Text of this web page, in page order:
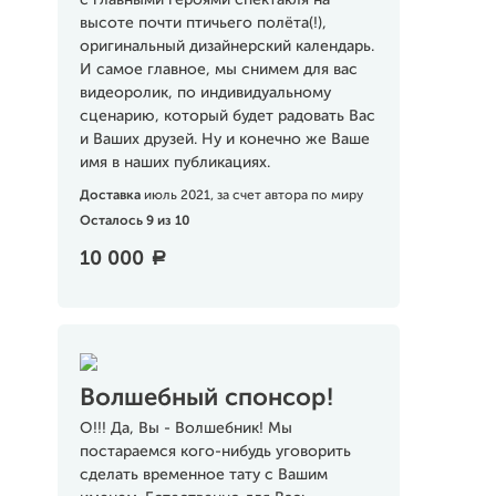
высоте почти птичьего полёта(!),
оригинальный дизайнерский календарь.
И самое главное, мы снимем для вас
видеоролик, по индивидуальному
сценарию, который будет радовать Вас
и Ваших друзей. Ну и конечно же Ваше
имя в наших публикациях.
Доставка июль 2021, за счет автора по миру
Осталось 9 из 10
10 000 a
Волшебный спонсор!
О!!! Да, Вы - Волшебник! Мы
постараемся кого-нибудь уговорить
сделать временное тату с Вашим